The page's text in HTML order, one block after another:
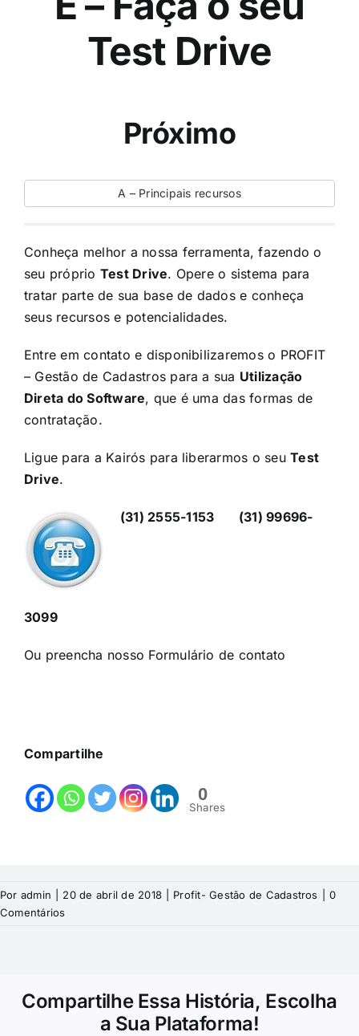
Test Drive
Próximo
A – Principais recursos
Conheça melhor a nossa ferramenta, fazendo o
seu próprio Test Drive. Opere o sistema para
tratar parte de sua base de dados e conheça
seus recursos e potencialidades.
Entre em contato e disponibilizaremos o PROFIT
– Gestão de Cadastros para a sua Utilização
Direta do Software, que é uma das formas de
contratação.
Ligue para a Kairós para liberarmos o seuTest
Drive.
(31) 2555-1153 (31) 99696-
3099
Ou preencha nosso Formulário de contato
Compartilhe
0
Shares
Por admin 20 de abril de 2018 Profit- Gestão de Cadastros
0
Comentários
Compartilhe Essa História, Escolha
a Sua Plataforma!